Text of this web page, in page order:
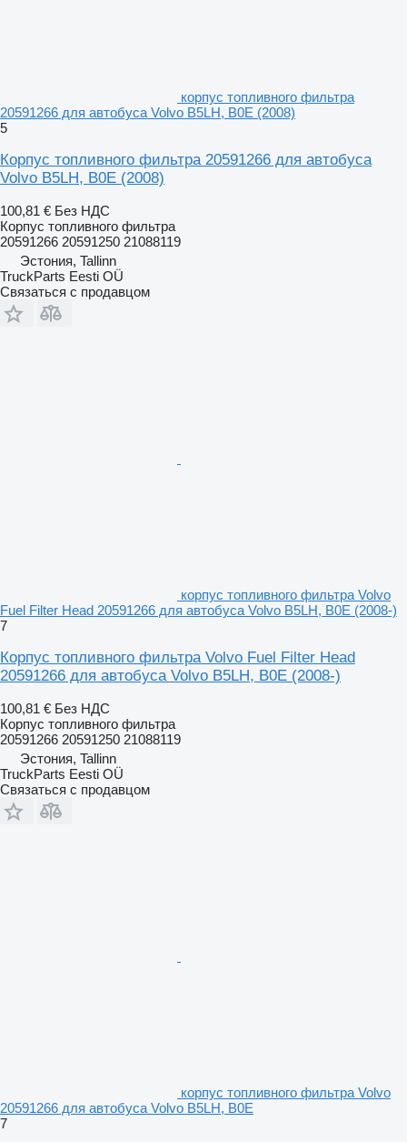
корпус топливного фильтра
20591266 для автобуса Volvo B5LH, B0E (2008)
5
Корпус топливного фильтра 20591266 для автобуса
Volvo B5LH, B0E (2008)
100,81 € Без НДС
Корпус топливного фильтра
20591266 20591250 21088119
Эстония, Tallinn
TruckParts Eesti OÜ
Связаться с продавцом
корпус топливного фильтра Volvo
Fuel Filter Head 20591266 для автобуса Volvo B5LH, B0E (2008-)
7
Корпус топливного фильтра Volvo Fuel Filter Head
20591266 для автобуса Volvo B5LH, B0E (2008-)
100,81 € Без НДС
Корпус топливного фильтра
20591266 20591250 21088119
Эстония, Tallinn
TruckParts Eesti OÜ
Связаться с продавцом
корпус топливного фильтра Volvo
20591266 для автобуса Volvo B5LH, B0E
7